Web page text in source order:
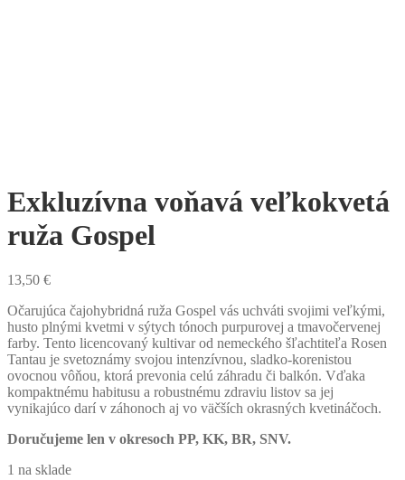
Exkluzívna voňavá veľkokvetá
ruža Gospel
13,50 €
Očarujúca čajohybridná ruža Gospel vás uchváti svojimi veľkými,
husto plnými kvetmi v sýtych tónoch purpurovej a tmavočervenej
farby. Tento licencovaný kultivar od nemeckého šľachtiteľa Rosen
Tantau je svetoznámy svojou intenzívnou, sladko-korenistou
ovocnou vôňou, ktorá prevonia celú záhradu či balkón. Vďaka
kompaktnému habitusu a robustnému zdraviu listov sa jej
vynikajúco darí v záhonoch aj vo väčších okrasných kvetináčoch.
Doručujeme len v okresoch PP, KK, BR, SNV.
1 na sklade